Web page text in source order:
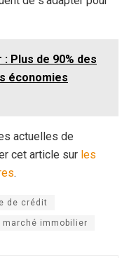
Plus de 90% des
économies
actuelles de
cet article sur les
.
de crédit
marché immobilier